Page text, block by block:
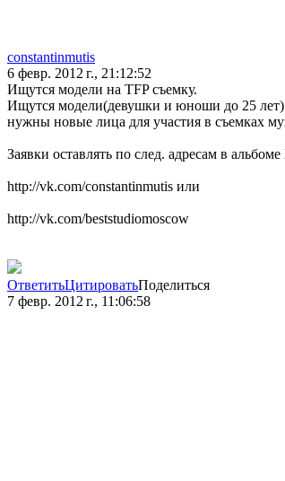
constantinmutis
6 февр. 2012 г., 21:12:52
Ищутся модели на TFP съемку.
Ищутся модели(девушки и юноши до 25 лет)
нужны новые лица для участия в съемках
Заявки оставлять по след. адресам в
http://vk.com/constantinmutis или
http://vk.com/beststudiomoscow
ОтветитьЦитироватьПоделиться
7 февр. 2012 г., 11:06:58